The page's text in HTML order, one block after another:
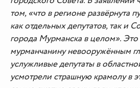
том, «что в регионе развёрнута
как отдельных депутатов, так и
города Мурманска в целом».
мурманчанину невооружённым
услужливые депутаты в
усмотрели страшную крамолу в